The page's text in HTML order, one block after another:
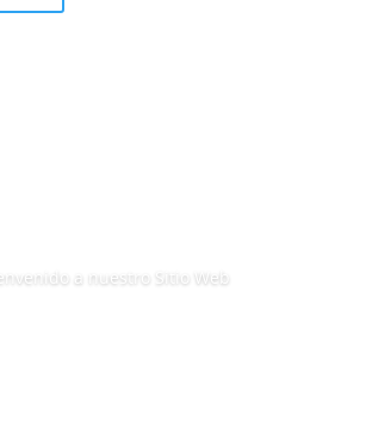
a nuestro Sitio Web